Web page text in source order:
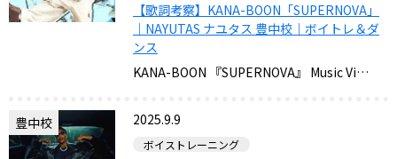
【歌詞考察】KANA-BOON「SUPERNOVA」
｜NAYUTAS ナユタス 豊中校｜ボイトレ＆ダ
ンス
KANA-BOON 『SUPERNOVA』 Music Vi…
豊中校 2025.9.9
ボイストレーニング